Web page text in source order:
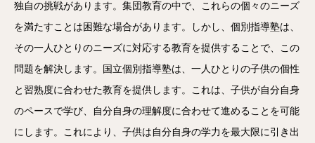
独自の挑戦があります。集団教育の中で、これらの個々のニーズ
を満たすことは困難な場合があります。しかし、個別指導塾は、
その一人ひとりのニーズに対応する教育を提供することで、この
問題を解決します。国立個別指導塾は、一人ひとりの子供の個性
と習熟度に合わせた教育を提供します。これは、子供が自分自身
のペースで学び、自分自身の理解度に合わせて進めることを可能
にします。これにより、子供は自分自身の学力を最大限に引き出